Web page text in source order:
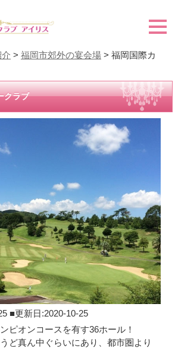
> 福岡市郊外の宴会場> 福岡国際カ
クラブ
■更新日:2020-10-25
ピオンコースを有す36ホール！
ど真ん中ぐらいにあり、都市圏より